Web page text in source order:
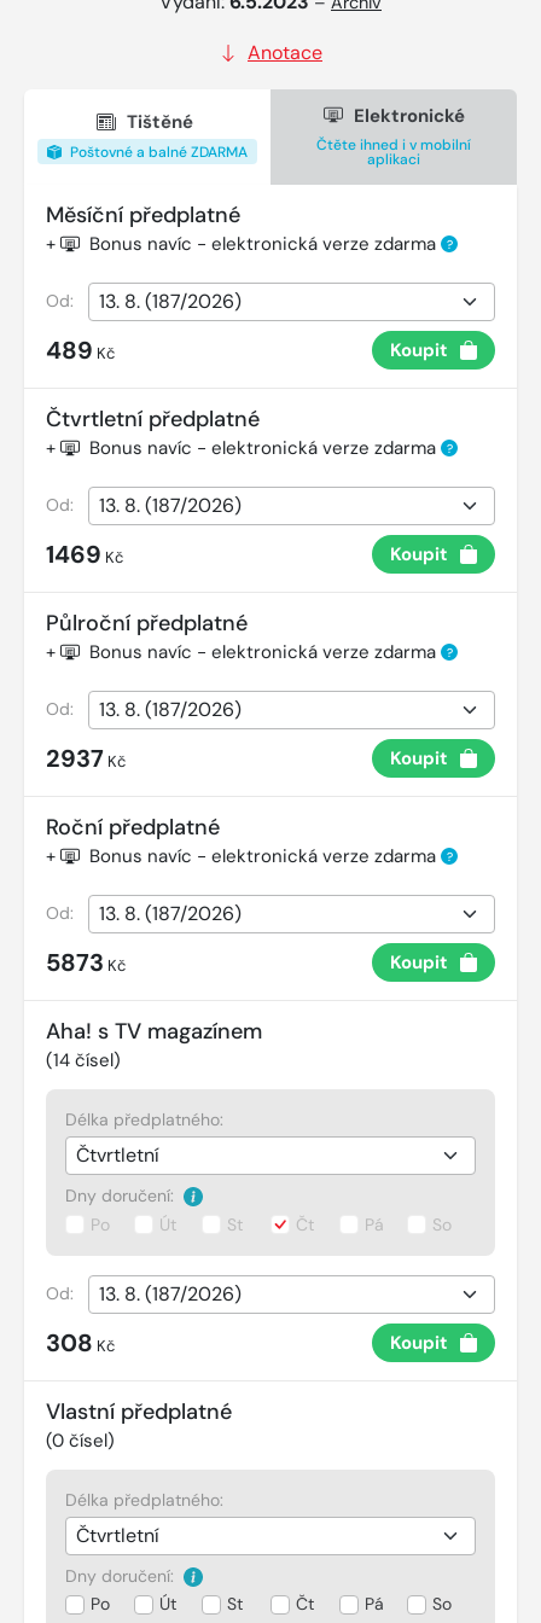
Anotace
Tištěné
Poštovné a balné ZDARMA
Elektronické
Čtěte ihned i v mobilní
aplikaci
Měsíční předplatné
+ Bonus navíc - elektronická verze zdarma ?
Od:
489 Kč Koupit
Čtvrtletní předplatné
+ Bonus navíc - elektronická verze zdarma ?
Od:
1469 Kč Koupit
Půlroční předplatné
+ Bonus navíc - elektronická verze zdarma ?
Od:
2937 Kč Koupit
Roční předplatné
+ Bonus navíc - elektronická verze zdarma ?
Od:
5873 Kč Koupit
Aha! s TV magazínem
(14 čísel)
Délka předplatného:
Dny doručení:
Po
Út St Čt Pá So
Od:
308 Kč Koupit
Vlastní předplatné
(0 čísel)
Délka předplatného:
Dny doručení:
Po
Út St Čt Pá So